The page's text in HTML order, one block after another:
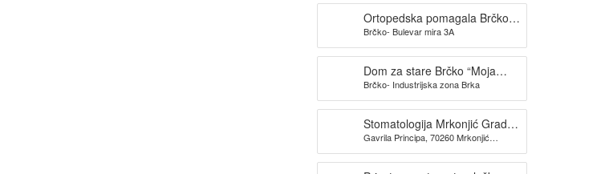
Ortopedska pomagala Brčko
Ortodado doo.-pj-2
Brčko- Bulevar mira 3A
Dom za stare Brčko “Moja
kuća”
Brčko- Industrijska zona Brka
Stomatologija Mrkonjić Grad
-ĐAKOVIĆ
Gavrila Principa, 70260 Mrkonjić